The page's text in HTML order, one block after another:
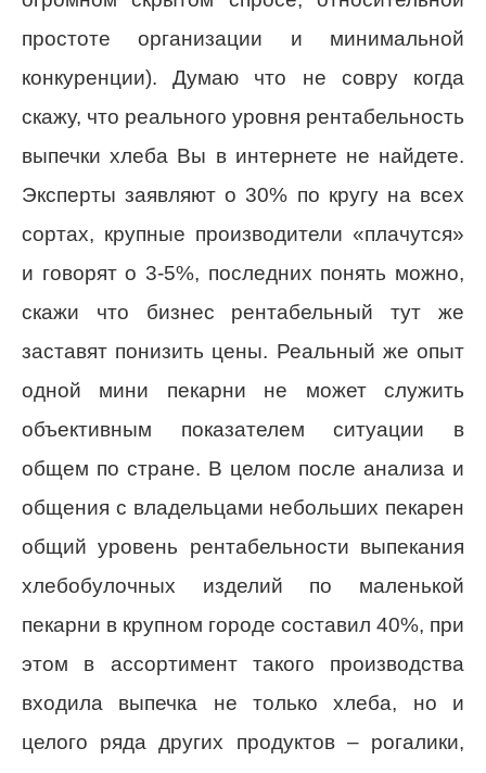
простоте организации и минимальной
конкуренции). Думаю что не совру когда
скажу, что реального уровня рентабельность
выпечки хлеба Вы в интернете не найдете.
Эксперты заявляют о 30% по кругу на всех
сортах, крупные производители «плачутся»
и говорят о 3-5%, последних понять можно,
скажи что бизнес рентабельный тут же
заставят понизить цены. Реальный же опыт
одной мини пекарни не может служить
объективным показателем ситуации в
общем по стране. В целом после анализа и
общения с владельцами небольших пекарен
общий уровень рентабельности выпекания
хлебобулочных изделий по маленькой
пекарни в крупном городе составил 40%, при
этом в ассортимент такого производства
входила выпечка не только хлеба, но и
целого ряда других продуктов – рогалики,